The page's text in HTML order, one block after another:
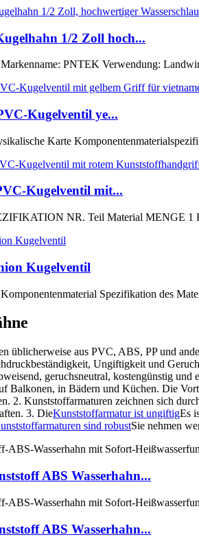
1/2 Zoll hoch...
Markenname: PNTEK Verwendung:
Kugelventil ye...
Karte
Kugelventil mit...
NR. Teil Material MENGE 1
Kugelventil
Spezifikation des
üblicherweise aus PVC, ABS, PP und
Ungiftigkeit und
geruchsneutral, kostengünstig
Balkonen, in Bädern und Küchen. Die
2. Kunststoffarmaturen zeichnen sich
3. DieKunststoffarmatur ist ungiftigEs
sind robustSie nehmen
ABS Wasserhahn...
ABS Wasserhahn...